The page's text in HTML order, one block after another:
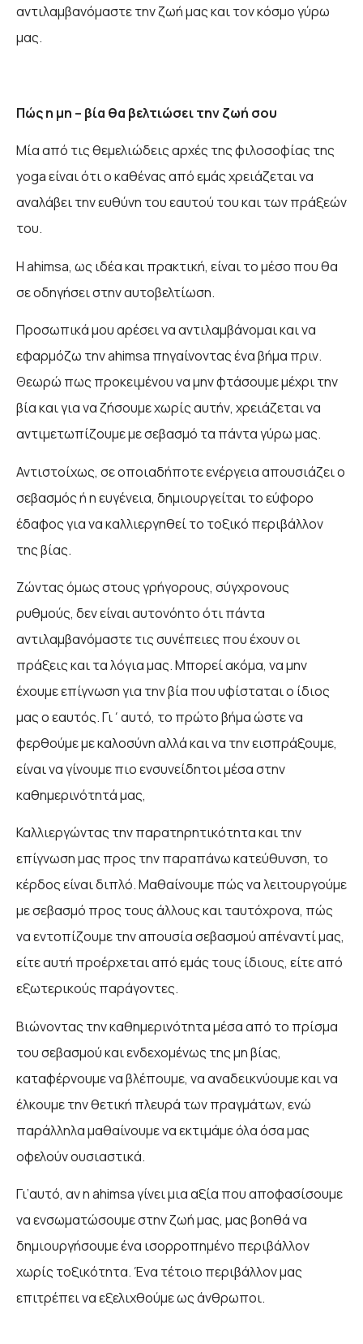
αντιλαμβανόμαστε την ζωή μας και τον κόσμο γύρω
μας.
Πώς η μη – βία θα βελτιώσει την ζωή σου
Μία από τις θεμελιώδεις αρχές της φιλοσοφίας της
yoga είναι ότι ο καθένας από εμάς χρειάζεται να
αναλάβει την ευθύνη του εαυτού του και των πράξεών
του.
H ahimsa, ως ιδέα και πρακτική, είναι το μέσο που θα
σε οδηγήσει στην αυτοβελτίωση.
Προσωπικά μου αρέσει να αντιλαμβάνομαι και να
εφαρμόζω την ahimsa πηγαίνοντας ένα βήμα πριν.
Θεωρώ πως προκειμένου να μην φτάσουμε μέχρι την
βία και για να ζήσουμε χωρίς αυτήν, χρειάζεται να
αντιμετωπίζουμε με σεβασμό τα πάντα γύρω μας.
Αντιστοίχως, σε οποιαδήποτε ενέργεια απουσιάζει ο
σεβασμός ή η ευγένεια, δημιουργείται το εύφορο
έδαφος για να καλλιεργηθεί το τοξικό περιβάλλον
της βίας.
Ζώντας όμως στους γρήγορους, σύγχρονους
ρυθμούς, δεν είναι αυτονόητο ότι πάντα
αντιλαμβανόμαστε τις συνέπειες που έχουν οι
πράξεις και τα λόγια μας. Μπορεί ακόμα, να μην
έχουμε επίγνωση για την βία που υφίσταται ο ίδιος
μας ο εαυτός. Γι΄αυτό, το πρώτο βήμα ώστε να
φερθούμε με καλοσύνη αλλά και να την εισπράξουμε,
είναι να γίνουμε πιο ενσυνείδητοι μέσα στην
καθημερινότητά μας,
Καλλιεργώντας την παρατηρητικότητα και την
επίγνωση μας προς την παραπάνω κατεύθυνση, το
κέρδος είναι διπλό. Μαθαίνουμε πώς να λειτουργούμε
με σεβασμό προς τους άλλους και ταυτόχρονα, πώς
να εντοπίζουμε την απουσία σεβασμού απέναντί μας,
είτε αυτή προέρχεται από εμάς τους ίδιους, είτε από
εξωτερικούς παράγοντες.
Βιώνοντας την καθημερινότητα μέσα από το πρίσμα
του σεβασμού και ενδεχομένως της μη βίας,
καταφέρνουμε να βλέπουμε, να αναδεικνύουμε και να
έλκουμε την θετική πλευρά των πραγμάτων, ενώ
παράλληλα μαθαίνουμε να εκτιμάμε όλα όσα μας
οφελούν ουσιαστικά.
Γι’αυτό, αν η ahimsa γίνει μια αξία που αποφασίσουμε
να ενσωματώσουμε στην ζωή μας, μας βοηθά να
δημιουργήσουμε ένα ισορροπημένο περιβάλλον
χωρίς τοξικότητα. Ένα τέτοιο περιβάλλον μας
επιτρέπει να εξελιχθούμε ως άνθρωποι.